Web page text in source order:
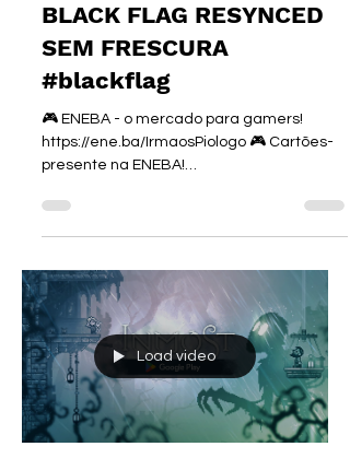
MELHOR? 🔥 REVIEW
BLACK FLAG RESYNCED
SEM FRESCURA
#blackflag
🎮 ENEBA - o mercado para gamers!
https://ene.ba/IrmaosPiologo 🎮 Cartões-
presente na ENEBA!
https://ene.ba/IrmaosPiologo-Games
►Curso de I.A. :
https://www.irmaospiologo.com.br/pialogo
FALA, MARUJOS E ASSASSINOS DE
ALUGUEL! 🏴‍☠️⚓⚔️ Hoje é dia de REVIEW
SEM FRESCURA de um dos jogos mais
icônicos de toda a franquia da Ubisoft:
Assassin's Creed IV: Black Flag Resynced!
Load video